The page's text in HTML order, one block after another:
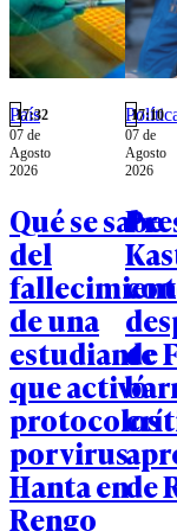
País
17:32
07 de
Agosto
2026
Qué se sabe
del
de una
estudiante
que activó
protocolos
por virus
Hanta en
Rengo
17:10
07 de
Agosto
2026
de
de